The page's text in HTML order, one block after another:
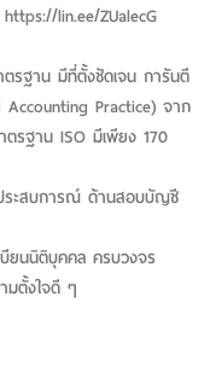
lin.ee/ZUalecG
รฐาน มีที่ตั้งชัดเจน การันตี
Practice) จาก
รฐาน ISO มีเพียง 170
ะสบการณ์ ด้านสอบบัญชี
นนิติบุคคล ครบวงจร
มตั้งใจดี ๆ